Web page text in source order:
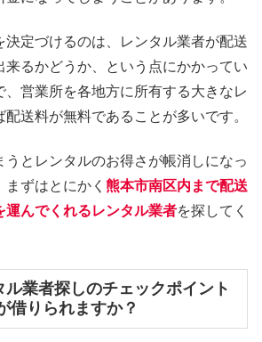
決定づけるのは、レンタル業者が配送
来るかどうか、という点にかかってい
、営業所を各地方に所有する大きなレ
送料が無料であることが多いです。
うとレンタルのお得さが帳消しになっ
ずはとにかく 熊本市南区内まで配送
運んでくれるレンタル業者を探してく
業者探しのチェックポイント
りられますか？